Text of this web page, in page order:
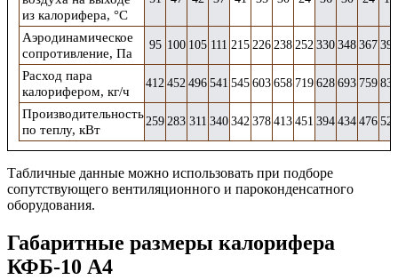
из калорифера, °С
Аэродинамическое
сопротивление, Па
95 100 105 111 215 226 238 252 330 348 367 390
Расход пара
калорифером, кг/ч
412 452 496 541 545 603 658 719 628 693 759 833
Производительность
по теплу, кВт
259 283 311 340 342 378 413 451 394 434 476 522
Табличные данные можно использовать при подборе
сопутствующего вентиляционного и пароконденсатного
оборудования.
Габаритные размеры калорифера
КФБ-10 А4